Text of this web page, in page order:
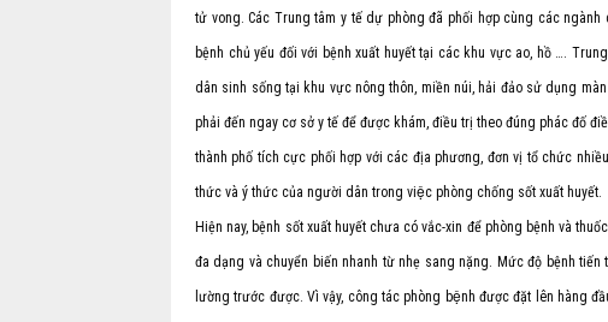
tử vong. Các Trung tâm y tế dự phòng đã phối hợp cùng các
bệnh chủ yếu đối với bệnh xuất huyết tại các khu vực ao, hồ ….
dân sinh sống tại khu vực nông thôn, miền núi, hải đảo sử dụng
phải đến ngay cơ sở y tế để được khám, điều trị theo đúng phác đố
thành phố tích cực phối hợp với các địa phương, đơn vị tổ chức
thức và ý thức của người dân trong việc phòng chống sốt xuất huyết.
Hiện nay, bệnh sốt xuất huyết chưa có vắc-xin để phòng bệnh và
đa dạng và chuyển biến nhanh từ nhẹ sang nặng. Mức độ bệnh
lường trước được. Vì vậy, công tác phòng bệnh được đặt lên hàng